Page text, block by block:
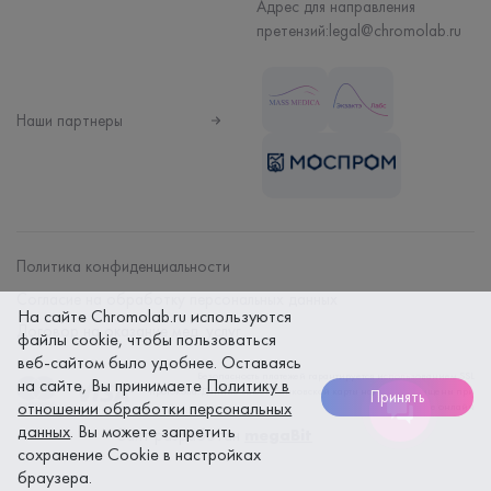
Адрес для направления
претензий:legal@chromolab.ru
Наши партнеры
Политика конфиденциальности
Согласие на обработку персональных данных
Договор на оказание мед. услуг
протокола. Данные вашей банковской карты надежно защищены при
оплате онлайн
Сайт разработан
На сайте Chromolab.ru используются
файлы cookie, чтобы пользоваться
веб-сайтом было удобнее. Оставаясь
на сайте, Вы принимаете Политику в
отношении обработки персональных
данных. Вы можете запретить
сохранение Cookie в настройках
браузера.
Принять